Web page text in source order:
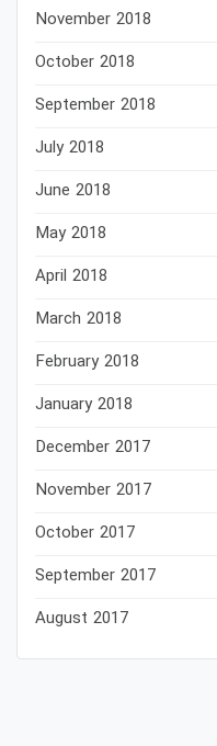
November 2018
October 2018
September 2018
July 2018
June 2018
May 2018
April 2018
March 2018
February 2018
January 2018
December 2017
November 2017
October 2017
September 2017
August 2017